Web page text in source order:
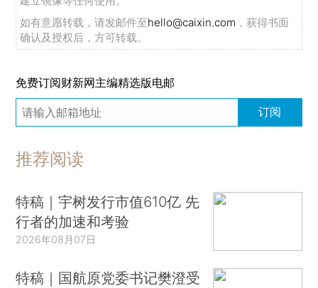
如有意愿转载，请发邮件至hello@caixin.com ，获得书面
确认及授权后，方可转载。
免费订阅财新网主编精选版电邮
订阅
推荐阅读
特稿｜宇树发行市值610亿 先
行者的加速和考验
2026年08月07日
特稿｜国航原党委书记樊澄受